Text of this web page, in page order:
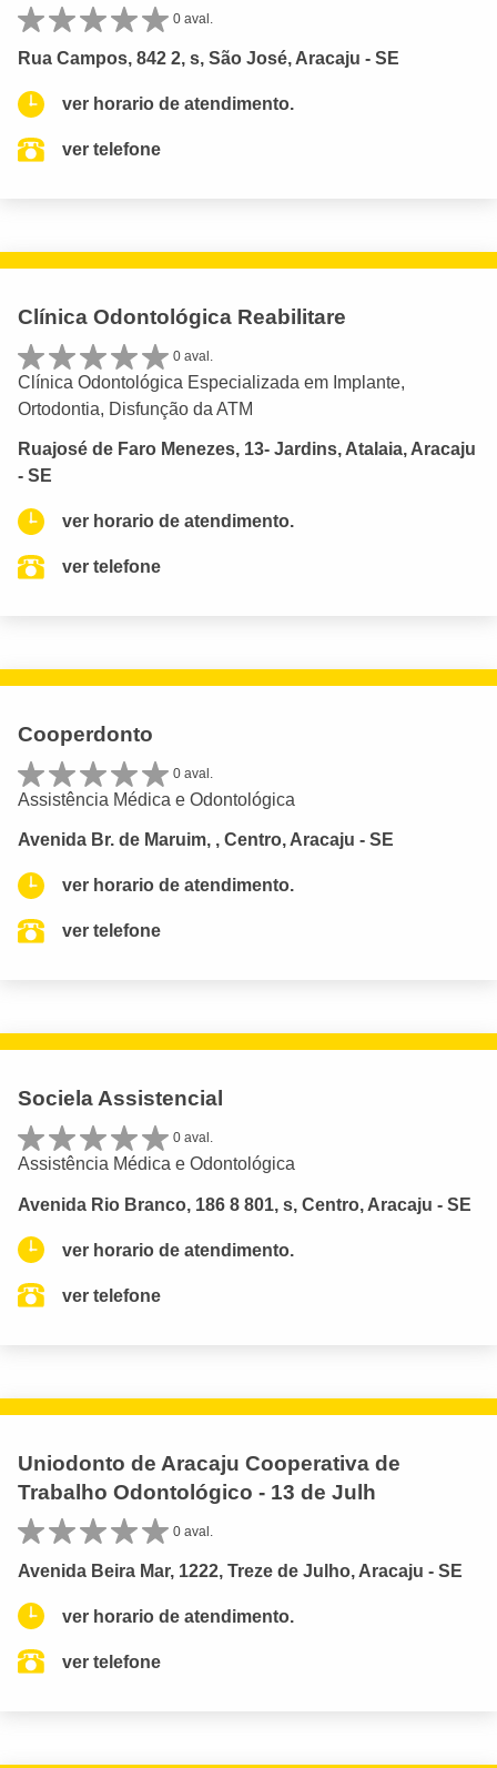
0 aval.
Rua Campos, 842 2, s, São José, Aracaju - SE
ver horario de atendimento.
ver telefone
Clínica Odontológica Reabilitare
0 aval.
Clínica Odontológica Especializada em Implante,
Ortodontia, Disfunção da ATM
Ruajosé de Faro Menezes, 13- Jardins, Atalaia, Aracaju
- SE
ver horario de atendimento.
ver telefone
Cooperdonto
0 aval.
Assistência Médica e Odontológica
Avenida Br. de Maruim, , Centro, Aracaju - SE
ver horario de atendimento.
ver telefone
Sociela Assistencial
0 aval.
Assistência Médica e Odontológica
Avenida Rio Branco, 186 8 801, s, Centro, Aracaju - SE
ver horario de atendimento.
ver telefone
Uniodonto de Aracaju Cooperativa de
Trabalho Odontológico - 13 de Julh
0 aval.
Avenida Beira Mar, 1222, Treze de Julho, Aracaju - SE
ver horario de atendimento.
ver telefone